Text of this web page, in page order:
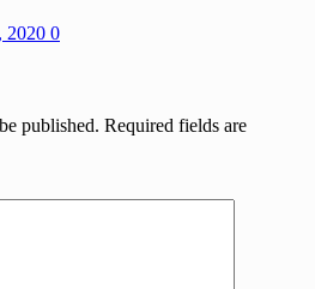
2020 0
published. Required fields are